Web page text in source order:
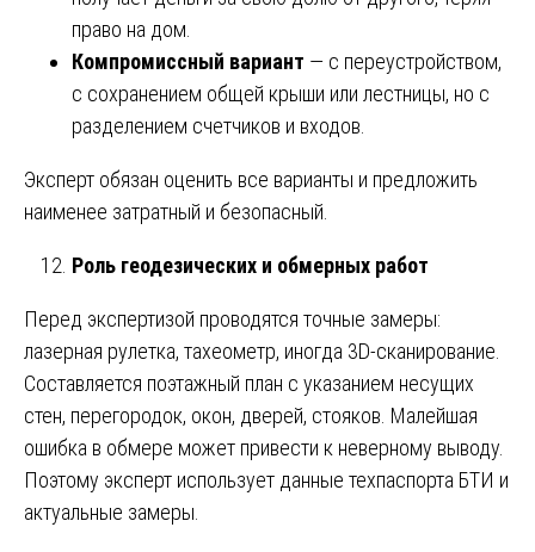
право на дом.
Компромиссный вариант — с переустройством,
с сохранением общей крыши или лестницы, но с
разделением счетчиков и входов.
Эксперт обязан оценить все варианты и предложить
наименее затратный и безопасный.
Роль геодезических и обмерных работ
Перед экспертизой проводятся точные замеры:
лазерная рулетка, тахеометр, иногда 3D-сканирование.
Составляется поэтажный план с указанием несущих
стен, перегородок, окон, дверей, стояков. Малейшая
ошибка в обмере может привести к неверному выводу.
Поэтому эксперт использует данные техпаспорта БТИ и
актуальные замеры.